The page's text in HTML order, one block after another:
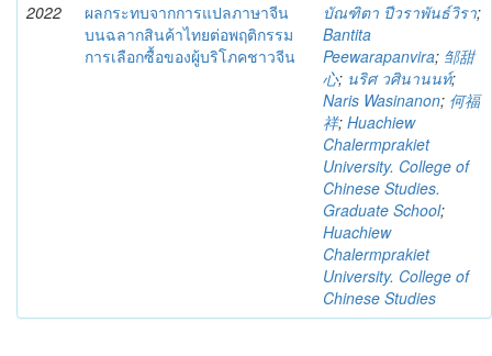
2022
ผลกระทบจากการแปลภาษาจีน
บนฉลากสินค้าไทยต่อพฤติกรรม
การเลือกซื้อของผู้บริโภคชาวจีน
บัณฑิตา ปีวราพันธ์วิรา;
Bantita
Peewarapanvira; 邹甜
心; นริศ วศินานนท์;
Naris Wasinanon; 何福
祥; Huachiew
Chalermprakiet
University. College of
Chinese Studies.
Graduate School;
Huachiew
Chalermprakiet
University. College of
Chinese Studies